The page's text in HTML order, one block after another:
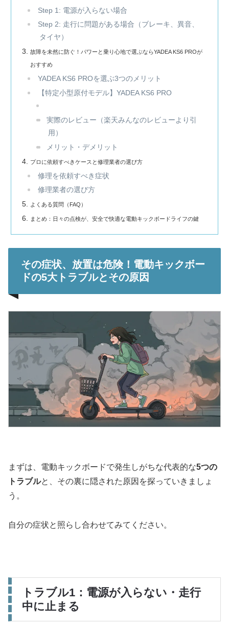
Step 1: 電源が入らない場合
Step 2: 走行に問題がある場合（ブレーキ、異音、
タイヤ）
故障を未然に防ぐ！パワーと乗り心地で選ぶならYADEA KS6 PROが
おすすめ
YADEA KS6 PROを選ぶ3つのメリット
【特定小型原付モデル】YADEA KS6 PRO
実際のレビュー（楽天みんなのレビューより引
用）
メリット・デメリット
プロに依頼すべきケースと修理業者の選び方
修理を依頼すべき症状
修理業者の選び方
よくある質問（FAQ）
まとめ：日々の点検が、安全で快適な電動キックボードライフの鍵
その症状、放置は危険！電動キックボー
ドの5大トラブルとその原因
まずは、電動キックボードで発生しがちな代表的な5つの
トラブルと、その裏に隠された原因を探っていきましょ
う。
自分の症状と照らし合わせてみてください。
トラブル1：電源が入らない・走行
中に止まる